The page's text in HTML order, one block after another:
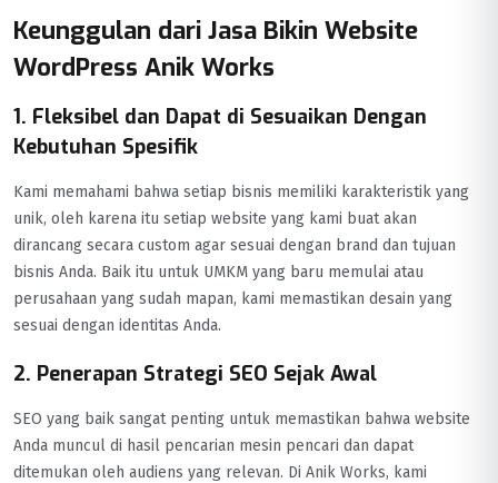
Keunggulan dari Jasa Bikin Website
WordPress Anik Works
1. Fleksibel dan Dapat di Sesuaikan Dengan
Kebutuhan Spesifik
Kami memahami bahwa setiap bisnis memiliki karakteristik yang
unik, oleh karena itu setiap website yang kami buat akan
dirancang secara custom agar sesuai dengan brand dan tujuan
bisnis Anda. Baik itu untuk UMKM yang baru memulai atau
perusahaan yang sudah mapan, kami memastikan desain yang
sesuai dengan identitas Anda.
2. Penerapan Strategi SEO Sejak Awal
SEO yang baik sangat penting untuk memastikan bahwa website
Anda muncul di hasil pencarian mesin pencari dan dapat
ditemukan oleh audiens yang relevan. Di Anik Works, kami